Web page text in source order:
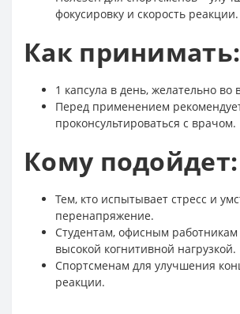
фокусировку и скорость реакции.
Как принимать:
1 капсула в день, желательно во
Перед применением
проконсультироваться с врачом.
Кому подойдет:
Тем, кто испытывает стресс и
перенапряжение.
Студентам, офисным
высокой когнитивной нагрузкой.
Спортсменам для улучшения
реакции.